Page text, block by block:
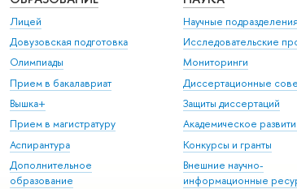
Лицей
Довузовская подготовка
Олимпиады
Прием в бакалавриат
Вышка+
Прием в магистратуру
Аспирантура
Дополнительное
образование
Научные подразделения
Исследовательские
Мониторинги
Диссертационные
Защиты диссертаций
Академическое
Конкурсы и гранты
Внешние научно-
информационные